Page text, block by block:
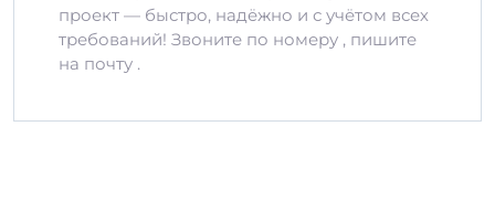
проект — быстро, надёжно и с учётом всех
требований! Звоните по номеру , пишите
на почту .